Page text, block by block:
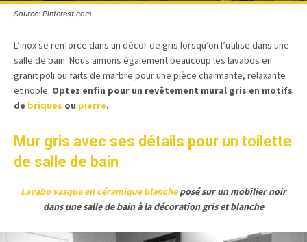
Source: Pinterest.com
L’inox se renforce dans un décor de gris lorsqu’on l’utilise dans une
salle de bain. Nous aimons également beaucoup les lavabos en
granit poli ou faits de marbre pour une pièce charmante, relaxante
et noble. Optez enfin pour un revêtement mural gris en motifs
de briques ou pierre.
Mur gris avec ses détails pour un toilette
de salle de bain
Lavabo vasque en céramique blancheposé sur un mobilier noir
dans une salle de bain à la décoration gris et blanche